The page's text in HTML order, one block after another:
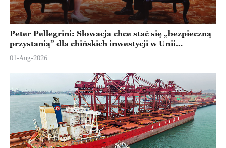
Peter Pellegrini: Słowacja chce stać się „bezpieczną
przystanią” dla chińskich inwestycji w Unii
Europejskiej
01-Aug-2026